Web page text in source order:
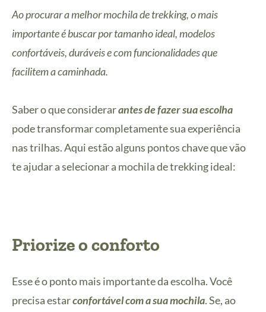
Ao procurar a melhor mochila de trekking, o mais
importante é buscar por tamanho ideal, modelos
confortáveis, duráveis e com funcionalidades que
facilitem a caminhada.
Saber o que considerarantes de fazer sua escolha
pode transformar completamente sua experiência
nas trilhas. Aqui estão alguns pontos chave que vão
te ajudar a selecionar a mochila de trekking ideal:
Priorize o conforto
Esse é o ponto mais importante da escolha. Você
precisa estarconfortável com a sua mochila. Se, ao